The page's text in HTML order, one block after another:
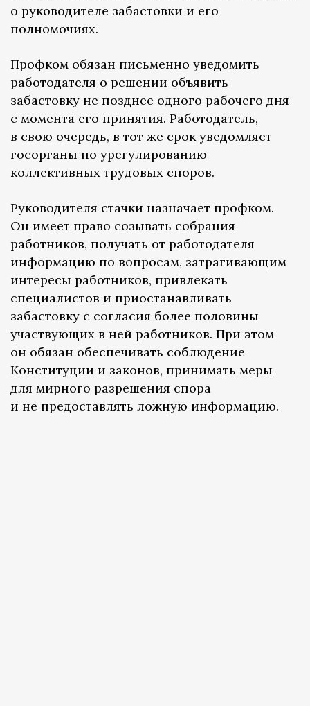
о руководителе забастовки и его
полномочиях.
Профком обязан письменно уведомить
работодателя о решении объявить
забастовку не позднее одного рабочего дня
с момента его принятия. Работодатель,
в свою очередь, в тот же срок уведомляет
госорганы по урегулированию
коллективных трудовых споров.
Руководителя стачки назначает профком.
Он имеет право созывать собрания
работников, получать от работодателя
информацию по вопросам, затрагивающим
интересы работников, привлекать
специалистов и приостанавливать
забастовку с согласия более половины
участвующих в ней работников. При этом
он обязан обеспечивать соблюдение
Конституции и законов, принимать меры
для мирного разрешения спора
и не предоставлять ложную информацию.